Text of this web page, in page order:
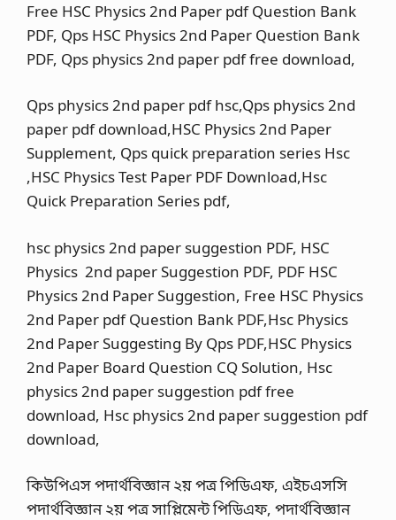
Free HSC Physics 2nd Paper pdf Question Bank
PDF, Qps HSC Physics 2nd Paper Question Bank
PDF, Qps physics 2nd paper pdf free download,
Qps physics 2nd paper pdf hsc,Qps physics 2nd
paper pdf download,HSC Physics 2nd Paper
Supplement, Qps quick preparation series Hsc
,HSC Physics Test Paper PDF Download,Hsc
Quick Preparation Series pdf,
hsc physics 2nd paper suggestion PDF, HSC
Physics 2nd paper Suggestion PDF, PDF HSC
Physics 2nd Paper Suggestion, Free HSC Physics
2nd Paper pdf Question Bank PDF,Hsc Physics
2nd Paper Suggesting By Qps PDF,HSC Physics
2nd Paper Board Question CQ Solution, Hsc
physics 2nd paper suggestion pdf free
download, Hsc physics 2nd paper suggestion pdf
download,
কিউপিএস পদার্থবিজ্ঞান ২য় পত্র পিডিএফ, এইচএসসি
পদার্থবিজ্ঞান ২য় পত্র সাপ্লিমেন্ট পিডিএফ, পদার্থবিজ্ঞান